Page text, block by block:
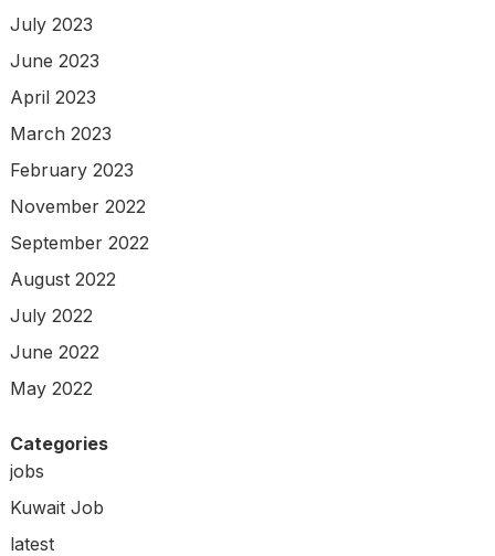
July 2023
June 2023
April 2023
March 2023
February 2023
November 2022
September 2022
August 2022
July 2022
June 2022
May 2022
Categories
jobs
Kuwait Job
latest